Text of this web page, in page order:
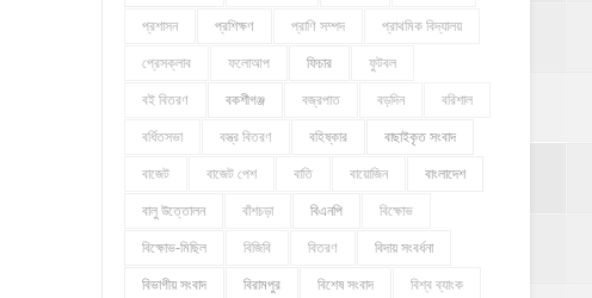
প্রশাসন প্রশিক্ষণ প্রাণি সম্পদ প্রাথমিক বিদ্যালয়
প্রেসক্লাব ফলোআপ ফিচার ফুটবল
বই বিতরণ বকশীগঞ্জ বজ্রপাত বড়দিন বরিশাল
বর্ধিতসভা বস্ত্র বিতরণ বহিষ্কার বাছাইকৃত সংবাদ
বাজেট বাজেট পেশ বাতি বায়োজিন বাংলাদেশ
বালু উত্তোলন বাঁশচড়া বিএনপি বিক্ষোভ
বিক্ষোভ-মিছিল বিজিবি বিতরণ বিদায় সংবর্ধনা
বিভাগীয় সংবাদ বিরামপুর বিশেষ সংবাদ বিশ্ব ব্যাংক